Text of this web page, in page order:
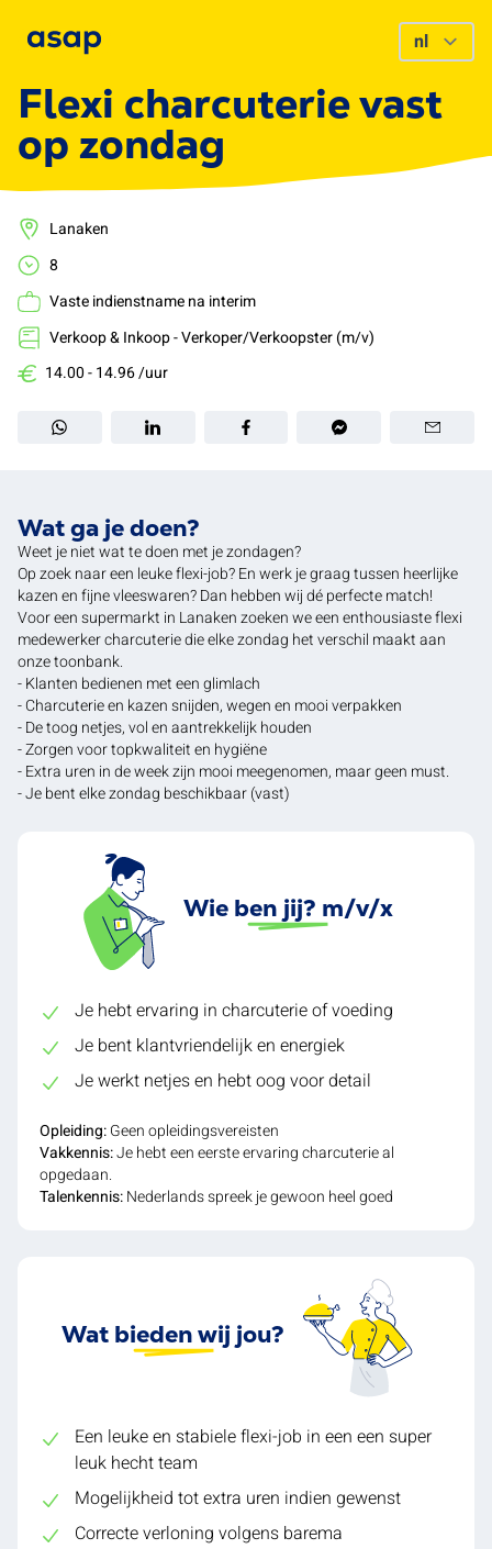
Flexi charcuterie vast
op zondag
Lanaken
8
Vaste indienstname na interim
Verkoop & Inkoop - Verkoper/Verkoopster (m/v)
14.00 - 14.96 /uur
Wat ga je doen?
Weet je niet wat te doen met je zondagen?
Op zoek naar een leuke flexi-job? En werk je graag tussen heerlijke
kazen en fijne vleeswaren? Dan hebben wij dé perfecte match!
Voor een supermarkt in Lanaken zoeken we een enthousiaste flexi
medewerker charcuterie die elke zondag het verschil maakt aan
onze toonbank.
- Klanten bedienen met een glimlach
- Charcuterie en kazen snijden, wegen en mooi verpakken
- De toog netjes, vol en aantrekkelijk houden
- Zorgen voor topkwaliteit en hygiëne
- Extra uren in de week zijn mooi meegenomen, maar geen must.
- Je bent elke zondag beschikbaar (vast)
Wie ben jij? m/v/x
Je hebt ervaring in charcuterie of voeding
Je bent klantvriendelijk en energiek
Je werkt netjes en hebt oog voor detail
Opleiding:Geen opleidingsvereisten
Vakkennis:Je hebt een eerste ervaring charcuterie al
opgedaan.
Talenkennis:Nederlands spreek je gewoon heel goed
Wat bieden wij jou?
Een leuke en stabiele flexi-job in een een super
leuk hecht team
Mogelijkheid tot extra uren indien gewenst
Correcte verloning volgens barema